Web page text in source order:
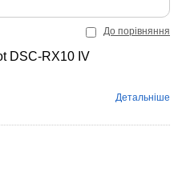
До порівняння
DSC-RX10 IV
Детальніше